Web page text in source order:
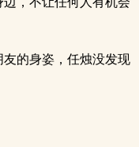
的身姿，任烛没发现